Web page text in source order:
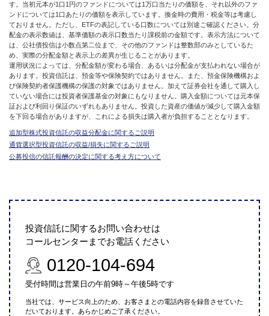
す。当初元本が1口1円のファンドについては1万口当たりの価額を、それ以外のファ
ンドについては1口あたりの価額を表示しています。換金時の費用・税金等は考慮し
ておりません。ただし、ETFの表記している口数については別途ご確認ください。分
配金の表示数値は、基準価額の表示口数当たり課税前の金額です。表示方法について
は、公社債投信は小数点第二位まで、その他のファンドは整数部のみとしているた
め、実際の分配金額と表示上の差異が生じることがあります。
運用状況によっては、分配金額が変わる場合、あるいは分配金が支払われない場合が
あります。投資信託は、預金等や保険契約ではありません。また、預金保険機構およ
び保険契約者保護機構の保護の対象ではありません。加えて証券会社を通して購入し
ていない場合には投資者保護基金の対象にもなりません。購入金額については元本保
証および利回り保証のいずれもありません。投資した資産の価値が減少して購入金額
を下回る場合がありますが、これによる損失は購入者が負担することとなります。
追加型株式投資信託の収益分配金に関するご説明
通貨選択型投資信託の収益/損失に関するご説明
公募投信の信託報酬の決定に関する考え方について
投資信託に関するお問い合わせは
コールセンターまでお電話ください
0120-104-694
受付時間は営業日の午前9時～午後5時です
当社では、サービス向上のため、お客さまとの電話内容を録音させていた
だいております。あらかじめご了承ください。